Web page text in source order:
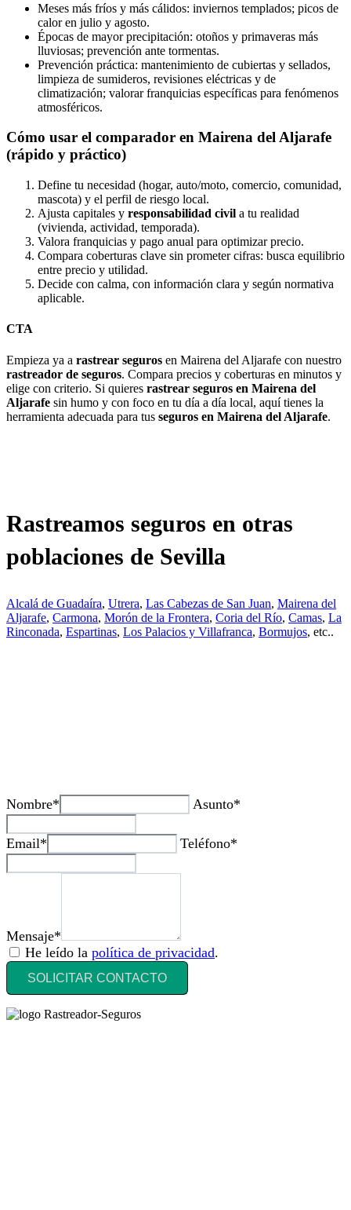
Meses más fríos y más cálidos: inviernos templados; picos de
calor en julio y agosto.
Épocas de mayor precipitación: otoños y primaveras más
lluviosas; prevención ante tormentas.
Prevención práctica: mantenimiento de cubiertas y sellados,
limpieza de sumideros, revisiones eléctricas y de
climatización; valorar franquicias específicas para fenómenos
atmosféricos.
Cómo usar el comparador en Mairena del Aljarafe
(rápido y práctico)
Define tu necesidad (hogar, auto/moto, comercio, comunidad,
mascota) y el perfil de riesgo local.
Ajusta capitales y responsabilidad civil a tu realidad
(vivienda, actividad, temporada).
Valora franquicias y pago anual para optimizar precio.
Compara coberturas clave sin prometer cifras: busca equilibrio
entre precio y utilidad.
Decide con calma, con información clara y según normativa
aplicable.
CTA
Empieza ya a rastrear seguros en Mairena del Aljarafe con nuestro
rastreador de seguros. Compara precios y coberturas en minutos y
elige con criterio. Si quieres rastrear seguros en Mairena del
Aljarafe sin humo y con foco en tu día a día local, aquí tienes la
herramienta adecuada para tus seguros en Mairena del Aljarafe.
Rastreamos seguros en otras
poblaciones de Sevilla
Alcalá de Guadaíra, Utrera, Las Cabezas de San Juan, Mairena del
Aljarafe, Carmona, Morón de la Frontera, Coria del Río, Camas, La
Rinconada, Espartinas, Los Palacios y Villafranca, Bormujos, etc..
Nombre* Asunto*
Email* Teléfono*
Mensaje*
He leído la política de privacidad.
SOLICITAR CONTACTO